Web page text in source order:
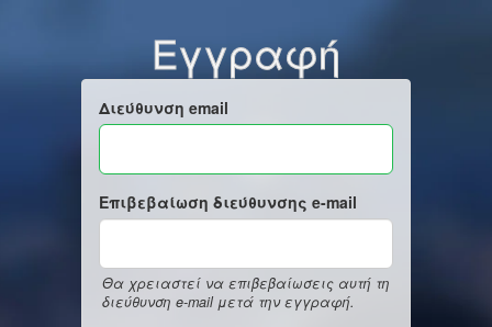
Εγγραφή
Διεύθυνση email
Επιβεβαίωση διεύθυνσης e-mail
Θα χρειαστεί να επιβεβαίωσεις αυτή τη
διεύθυνση e-mail μετά την εγγραφή.